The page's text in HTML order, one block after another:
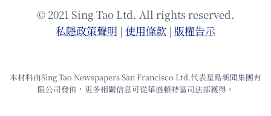
© 2021 Sing Tao Ltd. All rights reserved.
私隱政策聲明 | 使⽤條款 | 版權告⽰
本材料由Sing Tao Newspapers San Francisco Ltd.代表星島新聞集團有
限公司發佈，更多相關信息可從華盛頓特區司法部獲得。